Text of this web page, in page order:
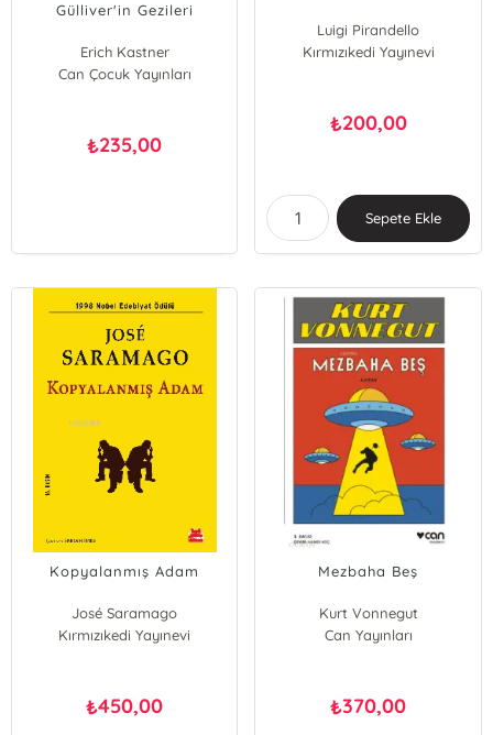
Gülliver'in Gezileri
Erich Kastner
Jonathan Swift
Can Çocuk Yayınları
₺235,00
Luigi Pirandello
Kırmızıkedi Yayınevi
₺200,00
Sepete Ekle
Kopyalanmış Adam
José Saramago
Kırmızıkedi Yayınevi
₺450,00
Mezbaha Beş
Kurt Vonnegut
Can Yayınları
₺370,00